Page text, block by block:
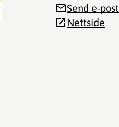
Send e-post
Nettside